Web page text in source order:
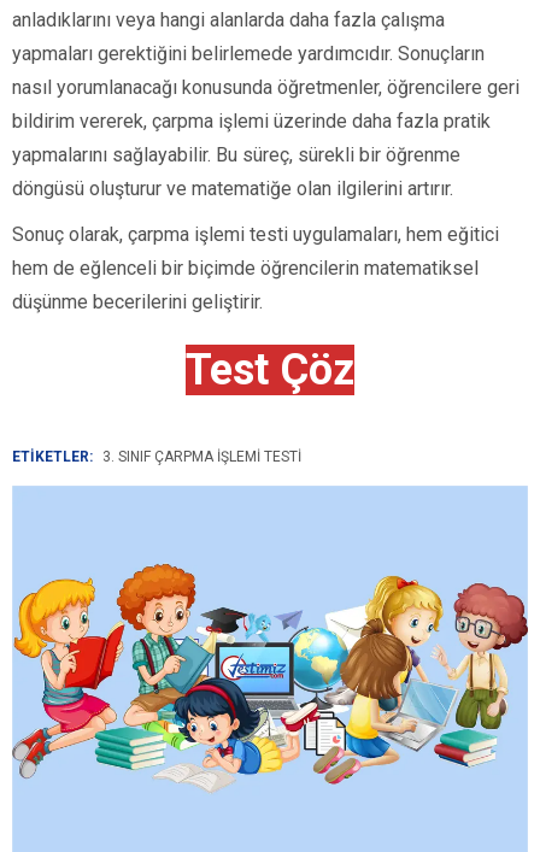
anladıklarını veya hangi alanlarda daha fazla çalışma
yapmaları gerektiğini belirlemede yardımcıdır. Sonuçların
nasıl yorumlanacağı konusunda öğretmenler, öğrencilere geri
bildirim vererek, çarpma işlemi üzerinde daha fazla pratik
yapmalarını sağlayabilir. Bu süreç, sürekli bir öğrenme
döngüsü oluşturur ve matematiğe olan ilgilerini artırır.
Sonuç olarak, çarpma işlemi testi uygulamaları, hem eğitici
hem de eğlenceli bir biçimde öğrencilerin matematiksel
düşünme becerilerini geliştirir.
Test Çöz
ETİKETLER: 3. SINIF ÇARPMA İŞLEMI TESTI